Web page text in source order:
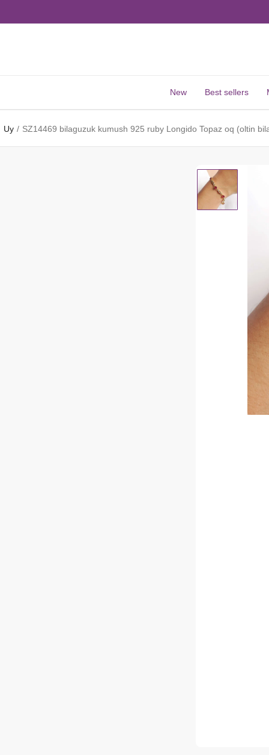
New Best sellers
Uy SZ14469 bilaguzuk kumush 925 ruby ​​Longido Topaz oq (oltin